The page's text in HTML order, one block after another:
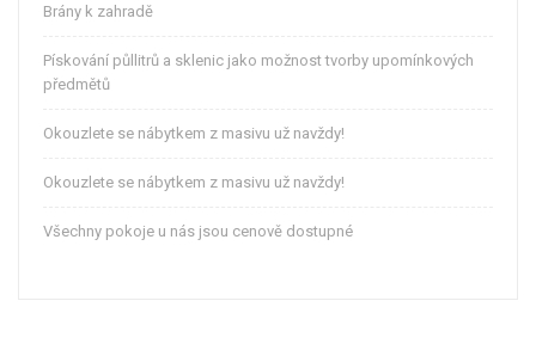
Brány k zahradě
Pískování půllitrů a sklenic jako možnost tvorby upomínkových
předmětů
Okouzlete se nábytkem z masivu už navždy!
Okouzlete se nábytkem z masivu už navždy!
Všechny pokoje u nás jsou cenově dostupné